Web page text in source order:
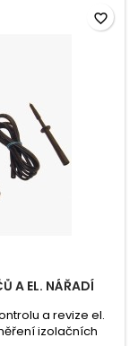
A EL. NÁŘADÍ
a revize el.
izolačních
favorite_border